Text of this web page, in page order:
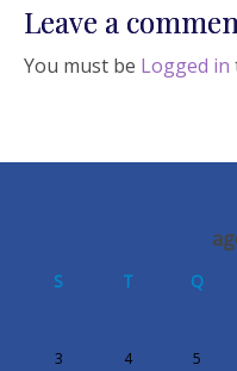
Leave a
You must be Logged in
S T Q
3
4 5